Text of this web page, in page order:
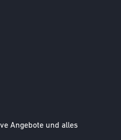
Angebote und alles